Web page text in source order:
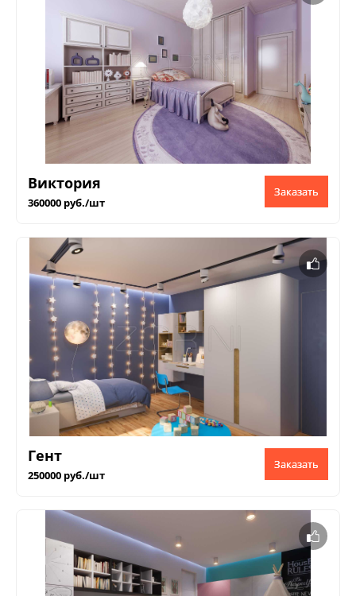
Виктория
360000 руб./шт
Заказать
Гент
250000 руб./шт
Заказать